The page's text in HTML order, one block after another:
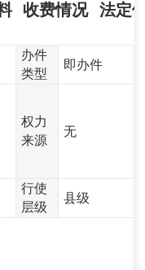
收费情况 法定
办件
类型
即办件
权力
来源
无
行使
层级
县级